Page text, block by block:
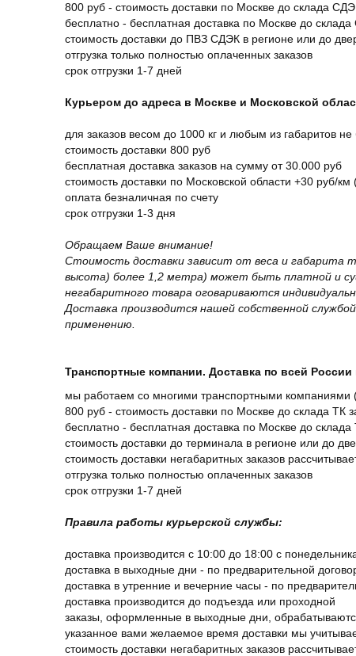
800 руб - стоимость доставки по Москве до склада
бесплатно - бесплатная доставка по Москве до
стоимость доставки до ПВЗ СДЭК в регионе или до
отгрузка только полностью оплаченных заказов
срок отгрузки 1-7 дней
Курьером до адреса в Москве и Московской
для заказов весом до 1000 кг и любым из габаритов
стоимость доставки 800 руб
бесплатная доставка заказов на сумму от 30.000 руб
стоимость доставки по Московской области +30 руб/км
оплата безналичная по счету
срок отгрузки 1-3 дня
Обращаем Ваше внимание!
Стоимость доставки зависит от веса и габарита
высота) более 1,2 метра) может быть платной и
негабаритного товара оговариваются
Доставка производится нашей собственной
применению.
Транспортные компании. Доставка по всей
мы работаем со многими транспортными
800 руб - стоимость доставки по Москве до склада ТК
бесплатно - бесплатная доставка по Москве до
стоимость доставки до терминала в регионе или до
стоимость доставки негабаритных заказов
отгрузка только полностью оплаченных заказов
срок отгрузки 1-7 дней
Правила работы курьерской службы:
доставка производится с 10:00 до 18:00 с
доставка в выходные дни - по предварительной
доставка в утренние и вечерние часы - по
доставка производится до подъезда или проходной
заказы, оформленные в выходные дни,
указанное вами желаемое время доставки мы
стоимость доставки негабаритных заказов